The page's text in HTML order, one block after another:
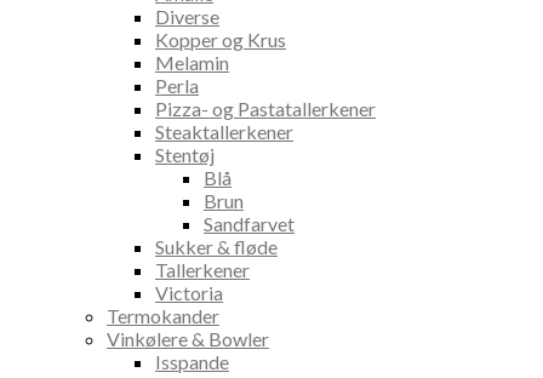
Diverse
Kopper og Krus
Melamin
Perla
Pizza- og Pastatallerkener
Steaktallerkener
Stentøj
Blå
Brun
Sandfarvet
Sukker & fløde
Tallerkener
Victoria
Termokander
Vinkølere & Bowler
Isspande